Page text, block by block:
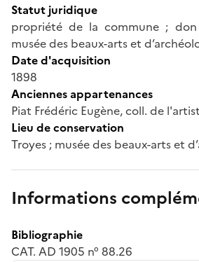
Statut juridique
propriété de la commune ;
musée des beaux-arts et
Date d'acquisition
1898
Anciennes appartenances
Piat Frédéric Eugène, coll. de
Lieu de conservation
Troyes ; musée des beaux-arts et
Informations
Bibliographie
CAT. AD 1905 n° 88.26